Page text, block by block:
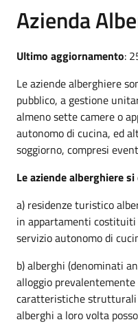
Azienda
Ultimo aggiornamento:
Le aziende alberghiere
pubblico, a gestione
almeno sette camere o
autonomo di cucina, ed
soggiorno, compresi
Le aziende alberghiere
a) residenze turistico
in appartamenti
servizio autonomo di
b) alberghi (denominati
alloggio
caratteristiche strutturali
alberghi a loro volta